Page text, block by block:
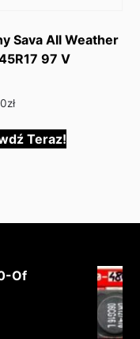
Sava All Weather
97 V
zł
Teraz!
Of